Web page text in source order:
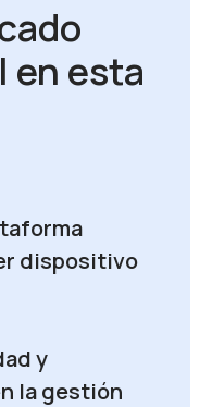
en esta
dispositivo
y
la gestión